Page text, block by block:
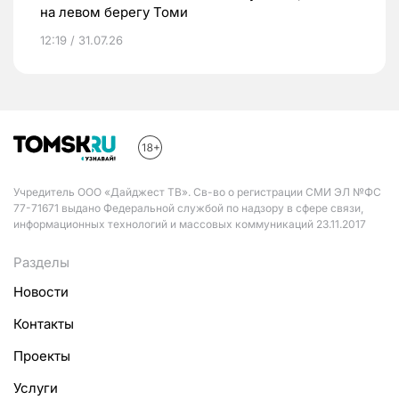
на левом берегу Томи
12:19 / 31.07.26
Учредитель ООО «Дайджест ТВ». Св-во о регистрации СМИ ЭЛ №ФС
77-71671 выдано Федеральной службой по надзору в сфере связи,
информационных технологий и массовых коммуникаций 23.11.2017
Разделы
Новости
Контакты
Проекты
Услуги